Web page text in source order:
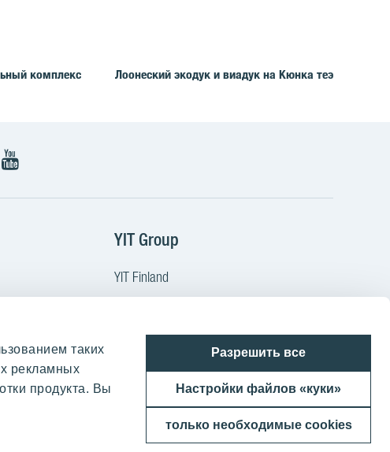
таких
рекламных
продукта. Вы
Разрешить все
Настройки файлов «куки»
только необходимые cookies
комплекс Лоонеский экодук и виадук на Кюнка теэ
YIT Group
YIT Finland
YIT Latvia
YIT Slovakia